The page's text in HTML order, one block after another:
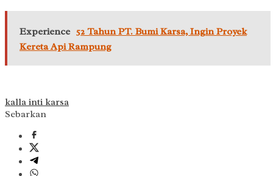
Experience 52 Tahun PT. Bumi Karsa, Ingin Proyek
Kereta Api Rampung
kalla inti karsa
Sebarkan